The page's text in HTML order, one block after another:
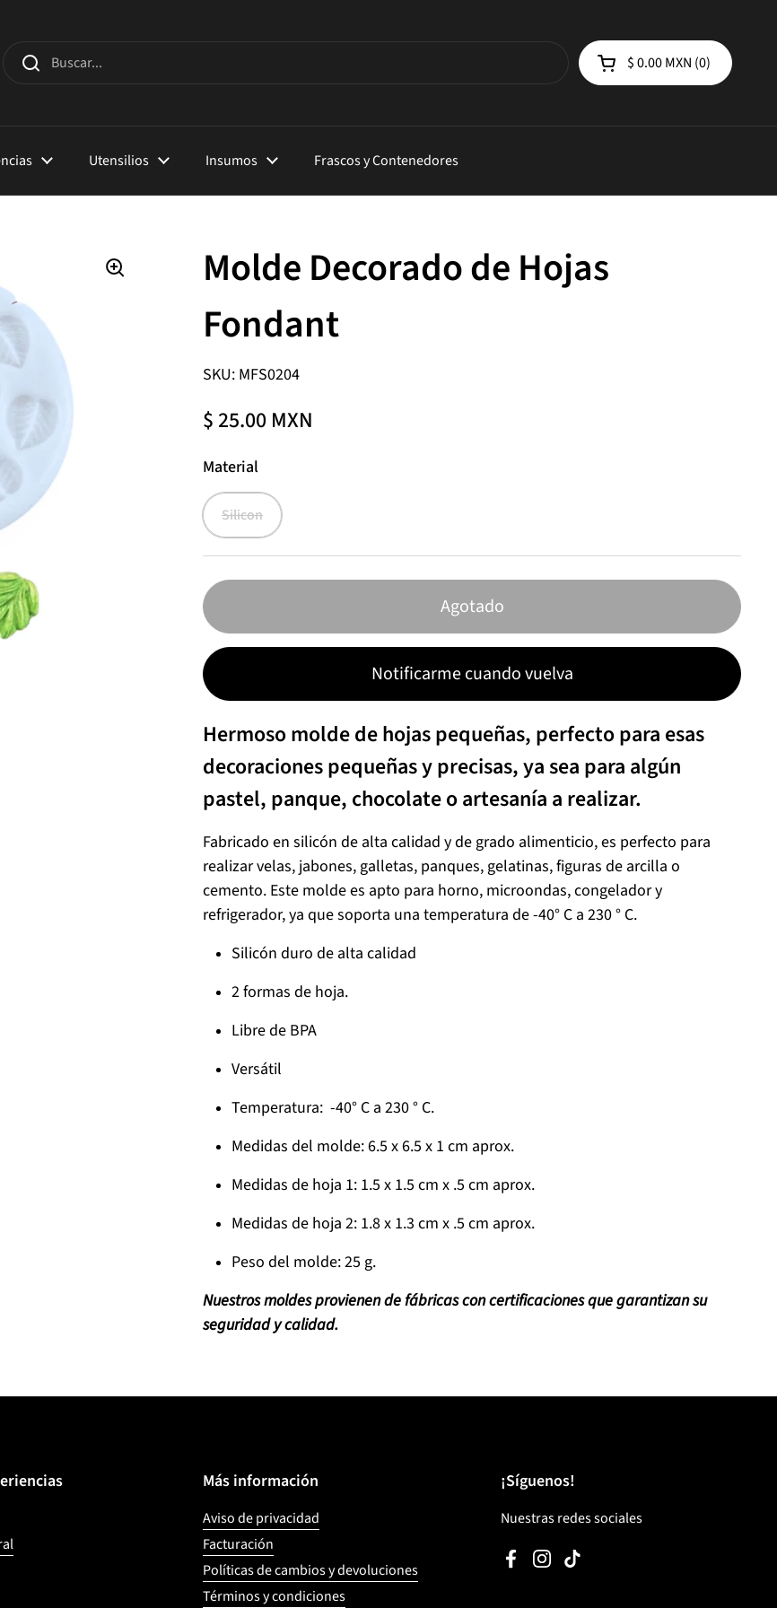
Abrir carrito de compra
$ 0.00 MXN 0
Utensilios Insumos Frascos y Contenedores
Molde Decorado de Hojas
Fondant
SKU: MFS0204
$ 25.00 MXN
Material
Silicon
Agotado
Notificarme cuando vuelva
Hermoso molde de hojas pequeñas, perfecto para esas
decoraciones pequeñas y precisas, ya sea para algún
pastel, panque, chocolate o artesanía a realizar.
Fabricado en silicón de alta calidad y de grado alimenticio, es perfecto para
realizar velas, jabones, galletas, panques, gelatinas, figuras de arcilla o
cemento. Este molde es apto para horno, microondas, congelador y
refrigerador, ya que soporta una temperatura de -40° C a 230 ° C.
Silicón duro de alta calidad
2 formas de hoja.
Libre de BPA
Versátil
Temperatura: -40° C a 230 ° C.
Medidas del molde: 6.5 x 6.5 x 1 cm aprox.
Medidas de hoja 1: 1.5 x 1.5 cm x .5 cm aprox.
Medidas de hoja 2: 1.8 x 1.3 cm x .5 cm aprox.
Peso del molde: 25 g.
Nuestros moldes provienen de fábricas con certificaciones que garantizan su
seguridad y calidad.
Más información
Aviso de privacidad
Facturación
Políticas de cambios y devoluciones
Términos y condiciones
¡Síguenos!
Nuestras redes sociales
Facebook
Instagram
TikTok